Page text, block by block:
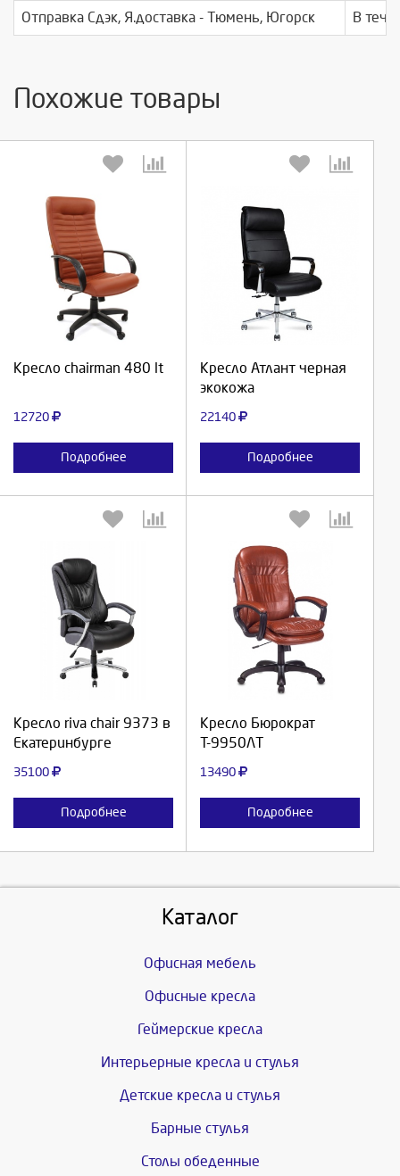
Отправка Сдэк, Я.доставка - Тюмень, Югорск В
Похожие товары
Кресло chairman 480 lt
12720
Подробнее
Выберите количество:
Кресло Атлант черная
экокожа
22140
Подробнее
Выберите количество:
Кресло riva chair 9373 в
Екатеринбурге
35100
Подробнее
Выберите количество:
Отмена
Кресло Бюрократ
Т-9950ЛТ
13490
Подробнее
Выберите количество:
Отмена
Каталог
Офисная мебель
Офисные кресла
Геймерские кресла
Интерьерные кресла и стулья
Детские кресла и стулья
Барные стулья
Столы обеденные